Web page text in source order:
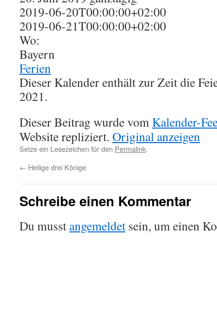
2019-06-20T00:00:00+02:00
2019-06-21T00:00:00+02:00
Wo:
Bayern
Ferien
Dieser Kalender enthält zur Zeit die
2021.
Dieser Beitrag wurde vom Kalender-
Website repliziert. Original anzeigen
Setze ein Lesezeichen für den Permalink.
← Heilige drei Könige
Schreibe einen Kommentar
Du musst angemeldet sein, um einen